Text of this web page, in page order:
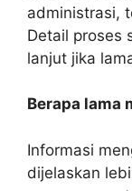
administrasi,
Detail proses
lanjut jika
Berapa lama
Informasi
dijelaskan